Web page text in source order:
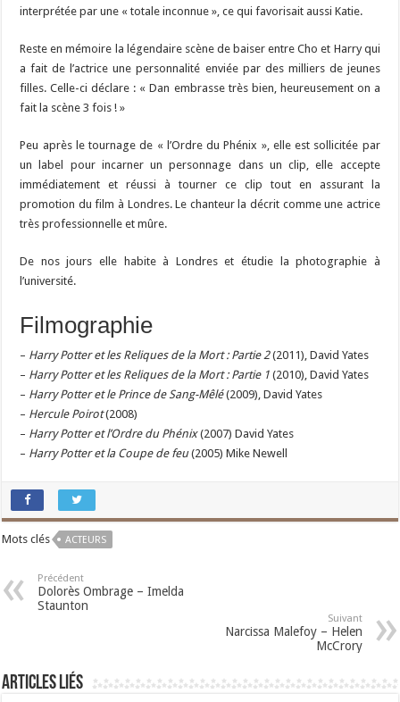
interprétée par une « totale inconnue », ce qui favorisait aussi Katie.
Reste en mémoire la légendaire scène de baiser entre Cho et Harry qui
a fait de l’actrice une personnalité enviée par des milliers de jeunes
filles. Celle-ci déclare : « Dan embrasse très bien, heureusement on a
fait la scène 3 fois ! »
Peu après le tournage de « l’Ordre du Phénix », elle est sollicitée par
un label pour incarner un personnage dans un clip, elle accepte
immédiatement et réussi à tourner ce clip tout en assurant la
promotion du film à Londres. Le chanteur la décrit comme une actrice
très professionnelle et mûre.
De nos jours elle habite à Londres et étudie la photographie à
l’université.
Filmographie
– Harry Potter et les Reliques de la Mort : Partie 2(2011), David Yates
– Harry Potter et les Reliques de la Mort : Partie 1 (2010), David Yates
– Harry Potter et le Prince de Sang-Mêlé(2009), David Yates
– Hercule Poirot(2008)
– Harry Potter et l’Ordre du Phénix(2007) David Yates
– Harry Potter et la Coupe de feu(2005) Mike Newell
Mots clés ACTEURS
Précédent
Dolorès Ombrage – Imelda
Staunton
Suivant
Narcissa Malefoy – Helen
McCrory
Articles liés